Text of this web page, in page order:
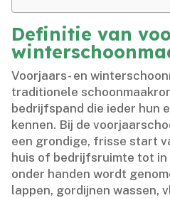
Definitie van
Voorjaars- en
traditionele
bedrijfspand die ieder hun
kennen.​ Bij de
een grondige, frisse start
huis of bedrijfsruimte tot
onder handen wordt
lappen, gordijnen wassen,